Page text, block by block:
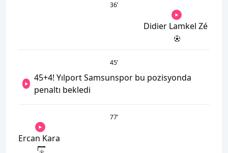
36’
Didier Lamkel Zé
45’
45+4! Yılport Samsunspor bu pozisyonda
penaltı bekledi
77’
Ercan Kara